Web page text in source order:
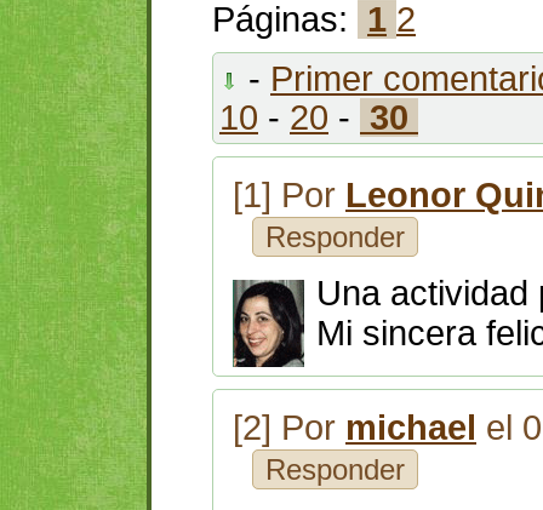
Páginas: 1 2
- Primer
10 - 20 - 30
[1] Por Leonor
Responder
Una actividad
Mi sincera
[2] Por michael el
Responder